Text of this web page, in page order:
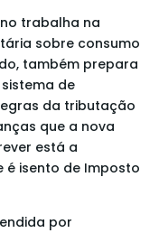
trabalha na
sobre consumo
também prepara
de
da tributação
que a nova
está a
é isento de Imposto
por